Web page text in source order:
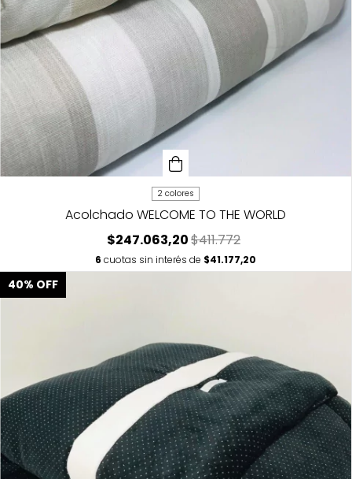
2 colores
Acolchado WELCOME TO THE WORLD
$247.063,20$411.772
6 cuotas sin interés de $41.177,20
40% OFF